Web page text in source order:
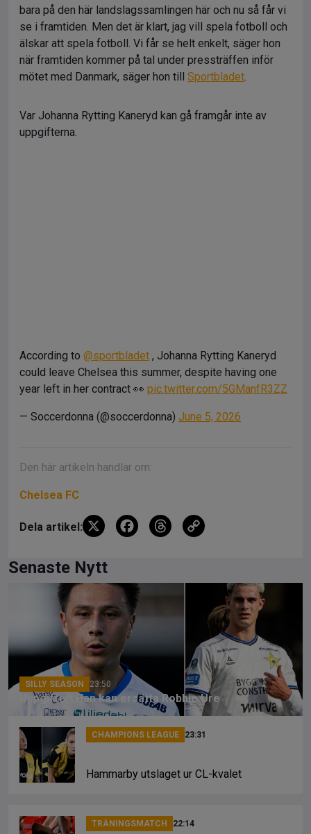
bara på den här landslagssamlingen här och nu så får vi
se i framtiden. Men det är klart, jag vill spela fotboll och
älskar att spela fotboll. Vi får se helt enkelt, säger hon
när framtiden kommer på tal under pressträffen inför
mötet med Danmark, säger hon till Sportbladet.
Var Johanna Rytting Kaneryd kan gå framgår inte av
uppgifterna.
According to @sportbladet , Johanna Rytting Kaneryd
could leave Chelsea this summer, despite having one
year left in her contract 👀 pic.twitter.com/5GManfR3ZZ
— Soccerdonna (@soccerdonna) June 5, 2026
Den här artikeln handlar om:
Chelsea FC
Dela artikel: X
F
b
o
o
k
T
d
n
k
Senaste Nytt
SILLY SEASON 23:50
Uppgifter: Han kan ersätta Robbie Ure
CHAMPIONS LEAGUE 23:31
Hammarby utslaget ur CL-kvalet
TRÄNINGSMATCH 22:14